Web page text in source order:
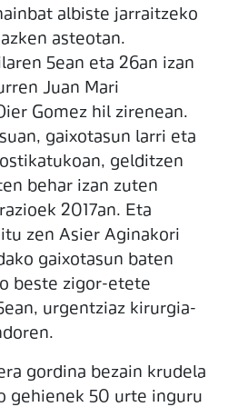
albiste jarraitzeko
asteotan.
5ean eta 26an izan
Juan Mari
Gomez hil zirenean.
gaixotasun larri eta
gelditzen
behar izan zuten
2017an. Eta
zen Asier Aginakori
gaixotasun baten
beste zigor-etete
urgentziaz kirurgia-
gordina bezain krudela
gehienek 50 urte inguru